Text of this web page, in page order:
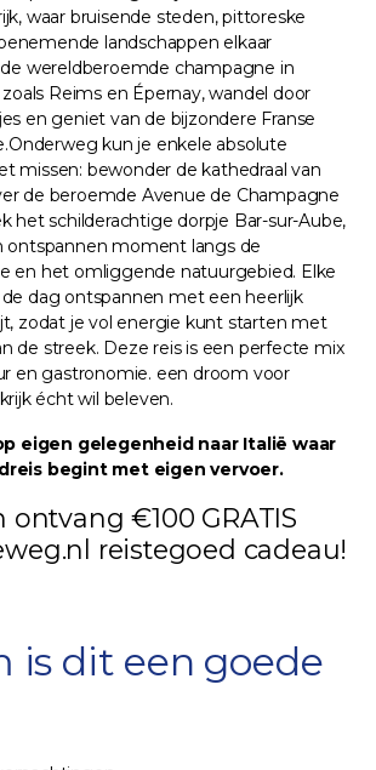
waar bruisende steden, pittoreske
landschappen elkaar
wereldberoemde champagne in
Reims en Épernay, wandel door
en geniet van de bijzondere Franse
kun je enkele absolute
missen: bewonder de kathedraal van
de beroemde Avenue de Champagne
het schilderachtige dorpje Bar-sur-Aube,
ontspannen moment langs de
en het omliggende natuurgebied. Elke
dag ontspannen met een heerlijk
zodat je vol energie kunt starten met
de streek. Deze reis is een perfecte mix
en gastronomie. een droom voor
écht wil beleven.
eigen gelegenheid naar Italië waar
begint met eigen vervoer.
ontvang €100 GRATIS
reistegoed cadeau!
is dit een goede